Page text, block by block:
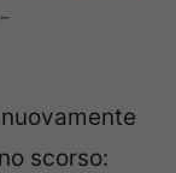
scorso: